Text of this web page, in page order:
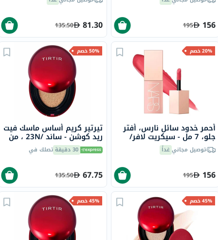
156
195
81.30
135.50
20% خصم
أحمر خدود سائل نارس، أفتر
جلو، 7 مل - سيكريت لافر/
ووترميلون بينك
توصيل مجانيغداً
156
195
50% خصم
تيرتير كريم أساس ماسك فيت
ريد كوشن - ساند /23N ، من
18 جرام 30 دقيقة تصلك في
67.75
135.50
45% خصم 45% خصم